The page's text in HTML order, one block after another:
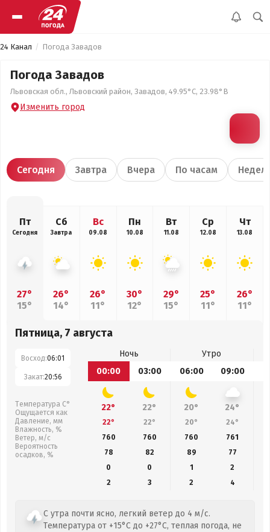
24 Канал Погода Завадов
Погода Завадов
Львовская обл., Львовский район, Завадов, 49.95°С, 23.98°В
Изменить город
Сегодня Завтра Вчера По часам
Пт
Сегодня
27°
15°
Сб
Завтра
26°
14°
Вс
09.08
26°
11°
Пн
10.08
30°
12°
Вт
11.08
29°
15°
Ср
12.08
25°
11°
Чт
13.08
26°
11°
Пятница, 7 августа
Восход:06:01
Закат:20:56
Температура С°
Ощущается как
Давление, мм
Влажность, %
Ветер, м/с
Вероятность
осадков, %
Ночь
Утро
00:00
03:00 06:00 09:00
22° 22° 20° 24°
22° 22° 20° 24°
760
760 760 761
78
82 89 77
0
0 1
2
2
3 2 4
С утра почти ясно, легкий ветер до 4 м/с.
Температура от +15°C до +27°C, теплая погода, не